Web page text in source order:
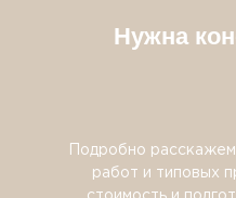
Нужна
Подробно
работ и типовых